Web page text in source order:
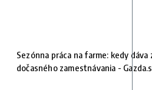
Sezónna práca na farme: kedy
dočasného zamestnávania -